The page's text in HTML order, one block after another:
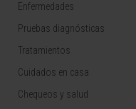
Enfermedades
Pruebas diagnósticas
Tratamientos
Cuidados en casa
Chequeos y salud